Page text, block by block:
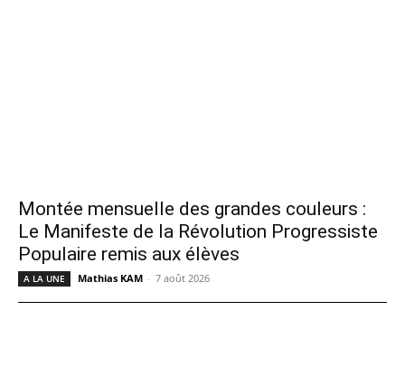
Montée mensuelle des grandes couleurs :
Le Manifeste de la Révolution Progressiste
Populaire remis aux élèves
A LA UNE Mathias KAM - 7 août 2026